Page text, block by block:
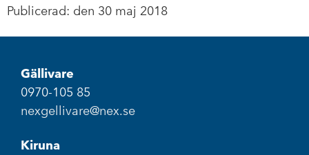
Publicerad: den 30 maj 2018
Gällivare
0970-105 85
nexgellivare@nex.se
Kiruna